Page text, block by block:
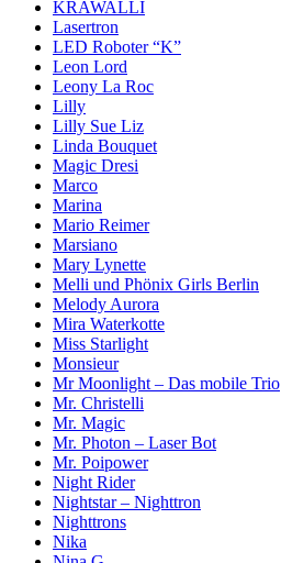
KRAWALLI
Lasertron
LED Roboter “K”
Leon Lord
Leony La Roc
Lilly
Lilly Sue Liz
Linda Bouquet
Magic Dresi
Marco
Marina
Mario Reimer
Marsiano
Mary Lynette
Melli und Phönix Girls Berlin
Melody Aurora
Mira Waterkotte
Miss Starlight
Monsieur
Mr Moonlight – Das mobile Trio
Mr. Christelli
Mr. Magic
Mr. Photon – Laser Bot
Mr. Poipower
Night Rider
Nightstar – Nighttron
Nighttrons
Nika